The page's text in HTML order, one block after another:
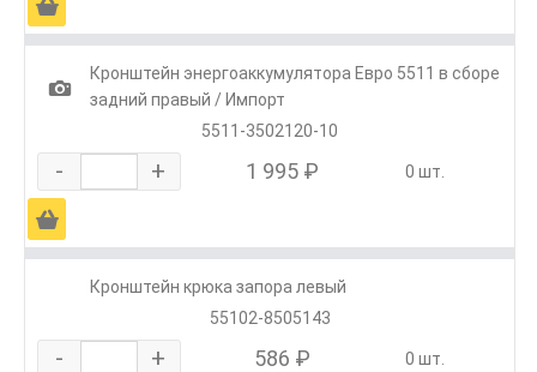
1
Кронштейн энергоаккумулятора Евро 5511 в сборе
задний правый / Импорт
5511-3502120-10
- + 1 995 ₽ 0 шт.
Ä
Кронштейн крюка запора левый
55102-8505143
- + 586 ₽ 0 шт.